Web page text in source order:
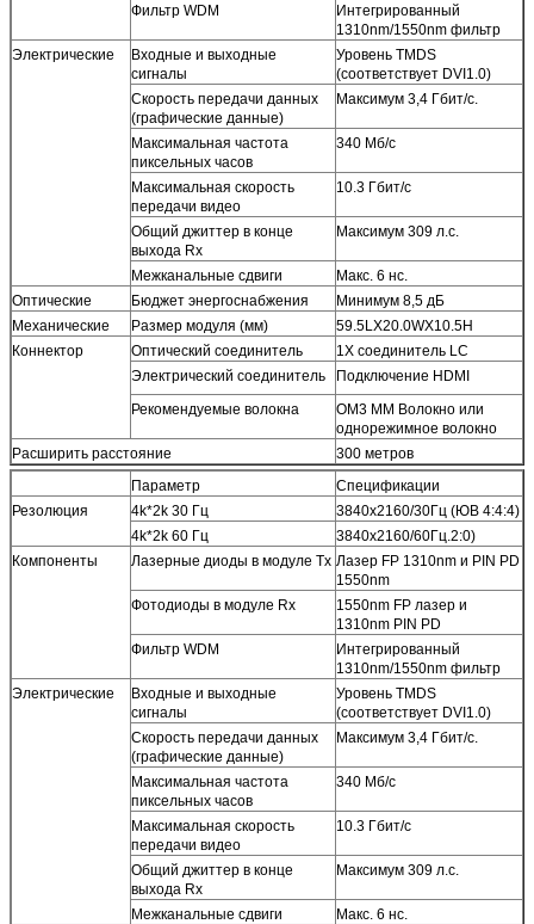
Фильтр WDM
Интегрированный
1310nm/1550nm фильтр
Электрические
Входные и выходные
сигналы
Уровень TMDS
(соответствует DVI1.0)
Скорость передачи данных
(графические данные)
Максимум 3,4 Гбит/с.
Максимальная частота
пиксельных часов
340 Мб/с
Максимальная скорость
передачи видео
10.3 Гбит/с
Общий джиттер в конце
выхода Rx
Максимум 309 л.с.
Межканальные сдвиги
Макс. 6 нс.
Оптические
Бюджет энергоснабжения
Минимум 8,5 дБ
Механические
Размер модуля (мм)
59.5LX20.0WX10.5H
Коннектор
Оптический соединитель
1X соединитель LC
Электрический соединитель
Подключение HDMI
Рекомендуемые волокна
OM3 MM Волокно или
однорежимное волокно
Расширить расстояние
300 метров
Параметр
Спецификации
Резолюция
4k*2k 30 Гц
3840x2160/30Гц (ЮВ 4:4:4)
4k*2k 60 Гц
3840х2160/60Гц.2:0)
Компоненты
Лазерные диоды в модуле Tx Лазер FP 1310nm и PIN PD
1550nm
Фотодиоды в модуле Rx
1550nm FP лазер и
1310nm PIN PD
Фильтр WDM
Интегрированный
1310nm/1550nm фильтр
Электрические
Входные и выходные
сигналы
Уровень TMDS
(соответствует DVI1.0)
Скорость передачи данных
(графические данные)
Максимум 3,4 Гбит/с.
Максимальная частота
пиксельных часов
340 Мб/с
Максимальная скорость
передачи видео
10.3 Гбит/с
Общий джиттер в конце
выхода Rx
Максимум 309 л.с.
Межканальные сдвиги
Макс. 6 нс.